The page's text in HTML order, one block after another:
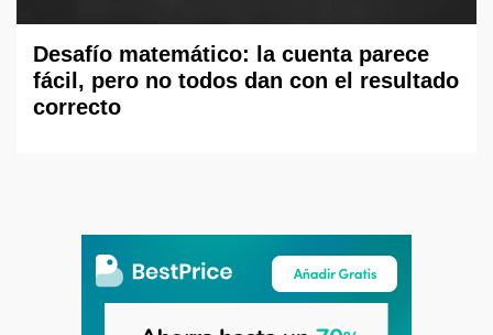
Desafío matemático: la cuenta parece
fácil, pero no todos dan con el resultado
correcto